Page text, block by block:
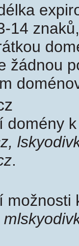
14
žádnou
domény
.